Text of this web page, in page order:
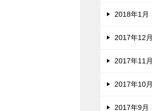
2018年1月
2017年12月
2017年11月
2017年10月
2017年9月